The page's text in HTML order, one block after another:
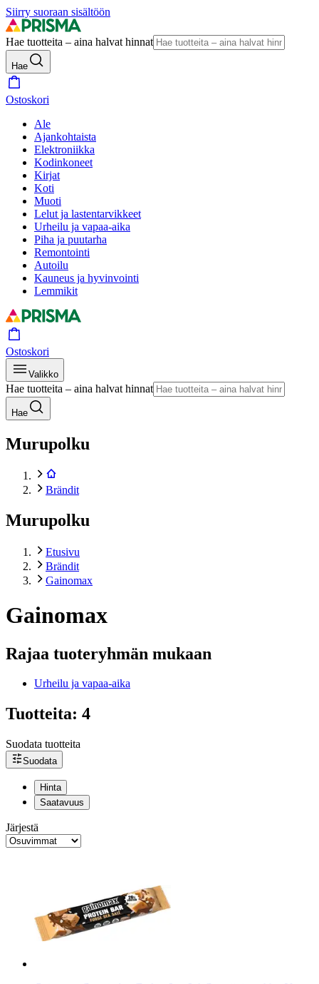
Siirry suoraan sisältöön
Hae tuotteita – aina halvat hinnat
Hae
Ostoskori
Ale
Ajankohtaista
Elektroniikka
Kodinkoneet
Kirjat
Koti
Muoti
Lelut ja lastentarvikkeet
Urheilu ja vapaa-aika
Piha ja puutarha
Remontointi
Autoilu
Kauneus ja hyvinvointi
Lemmikit
Ostoskori
Valikko
Hae tuotteita – aina halvat hinnat
Hae
Murupolku
Brändit
Murupolku
Etusivu
Brändit
Gainomax
Gainomax
Rajaa tuoteryhmän mukaan
Urheilu ja vapaa-aika
Tuotteita: 4
Suodata tuotteita
Suodata
Hinta
Saatavuus
Järjestä